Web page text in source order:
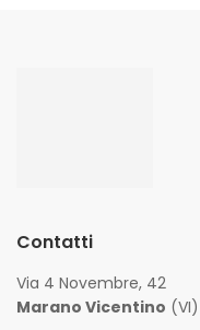
Contatti
Via 4 Novembre, 42
Marano Vicentino (VI)